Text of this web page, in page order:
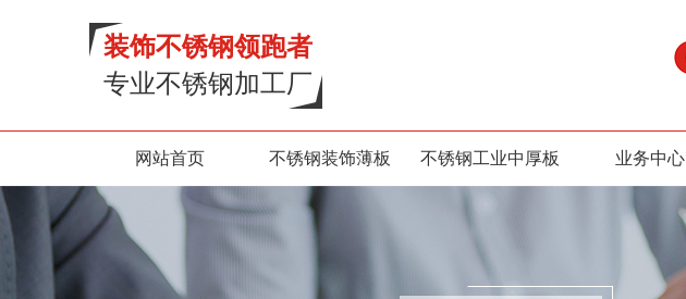
装饰不锈钢领跑者
专业不锈钢加工厂
网站首页 不锈钢装饰薄板 不锈钢工业中厚板 业务中心